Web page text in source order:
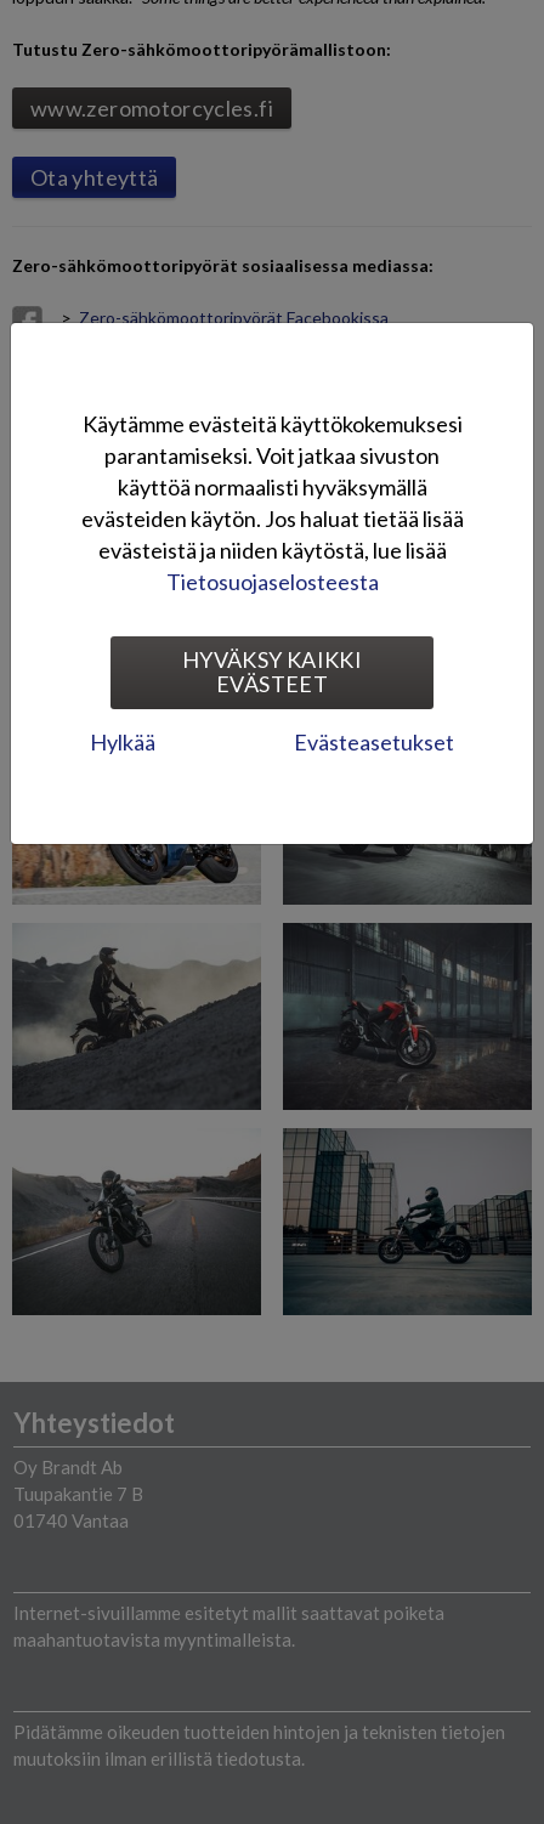
Tutustu Zero-sähkömoottoripyörämallistoon:
www.zeromotorcycles.fi
Ota yhteyttä
Zero-sähkömoottoripyörät sosiaalisessa mediassa:
>Zero-sähkömoottoripyörät Facebookissa
Videot
Yhteystiedot
Oy Brandt Ab
Tuupakantie 7 B
01740 Vantaa
Internet-sivuillamme esitetyt mallit saattavat poiketa
maahantuotavista myyntimalleista.
Pidätämme oikeuden tuotteiden hintojen ja teknisten tietojen
muutoksiin ilman erillistä tiedotusta.
Käytämme evästeitä käyttökokemuksesi
parantamiseksi. Voit jatkaa sivuston
käyttöä normaalisti hyväksymällä
evästeiden käytön. Jos haluat tietää lisää
evästeistä ja niiden käytöstä, lue lisää
Tietosuojaselosteesta
HYVÄKSY KAIKKI
EVÄSTEET
Hylkää Evästeasetukset